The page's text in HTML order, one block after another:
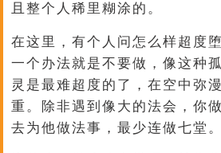
且整个人稀里糊涂的。
在这里，有个人问怎么样超度
一个办法就是不要做，像这种
灵是最难超度的了，在空中弥
重。除非遇到像大的法会，你
去为他做法事，最少连做七堂。